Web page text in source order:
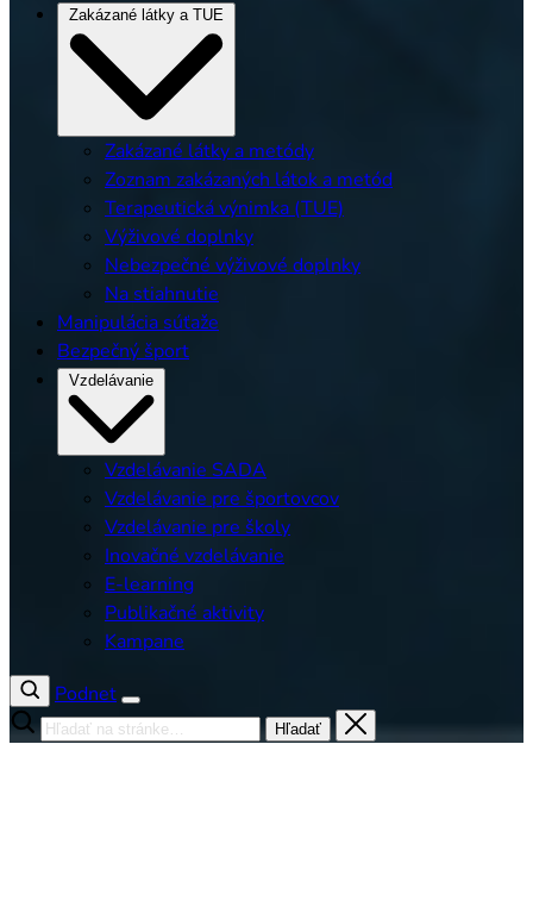
Zakázané látky a TUE
Zakázané látky a metódy
Zoznam zakázaných látok a metód
Terapeutická výnimka (TUE)
Výživové doplnky
Nebezpečné výživové doplnky
Na stiahnutie
Manipulácia súťaže
Bezpečný šport
Vzdelávanie
Vzdelávanie SADA
Vzdelávanie pre športovcov
Vzdelávanie pre školy
Inovačné vzdelávanie
E-learning
Publikačné aktivity
Kampane
Podnet
Hľadať